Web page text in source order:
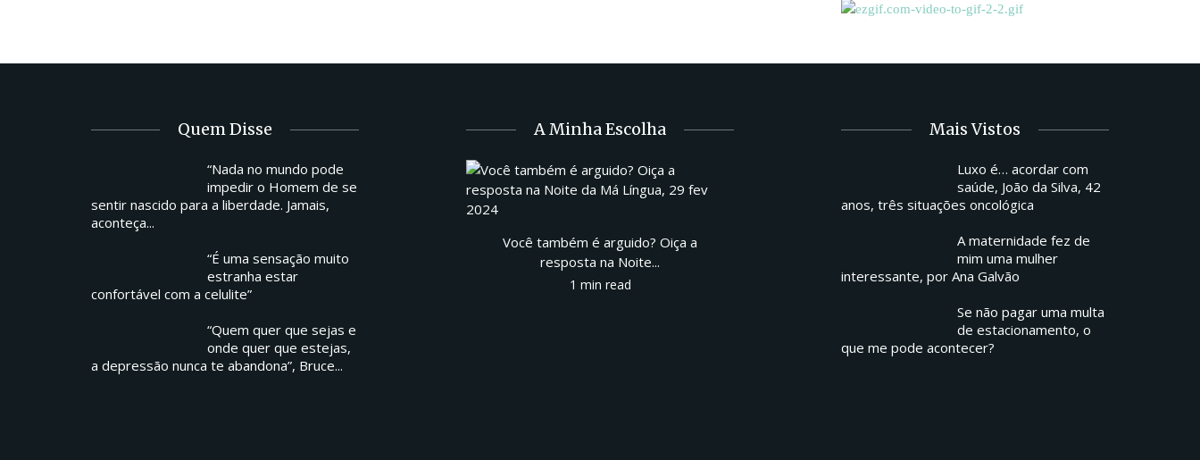
Quem Disse
“Nada no mundo pode
impedir o Homem de se
sentir nascido para a liberdade. Jamais,
aconteça...
“É uma sensação muito
estranha estar
confortável com a celulite”
“Quem quer que sejas e
onde quer que estejas,
a depressão nunca te abandona”, Bruce...
A Minha Escolha
Você também é arguido? Oiça a
resposta na Noite...
1 min read
Mais Vistos
Luxo é… acordar com
saúde, João da Silva, 42
anos, três situações oncológica
A maternidade fez de
mim uma mulher
interessante, por Ana Galvão
Se não pagar uma multa
de estacionamento, o
que me pode acontecer?